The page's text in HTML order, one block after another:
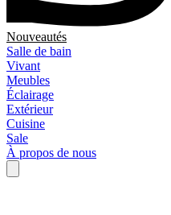
Nouveautés
Salle de bain
Vivant
Meubles
Éclairage
Extérieur
Cuisine
Sale
À propos de nous